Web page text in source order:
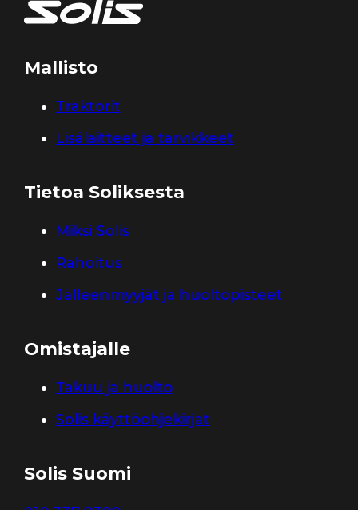
Mallisto
Traktorit
Lisälaitteet ja tarvikkeet
Tietoa Soliksesta
Miksi Solis
Rahoitus
Jälleenmyyjät ja huoltopisteet
Omistajalle
Takuu ja huolto
Solis käyttöohjekirjat
Solis Suomi